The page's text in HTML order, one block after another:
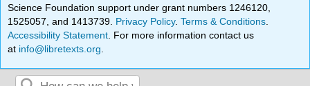
Science Foundation support under grant numbers 1246120,
1525057, and 1413739. Privacy Policy.Terms & Conditions
Accessibility Statement . For more information contact us
at info@libretexts.org